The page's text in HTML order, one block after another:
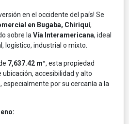
en el occidente del país! Se
en Bugaba, Chiriquí,
sobre la Vía Interamericana, ideal
logístico, industrial o mixto.
7,637.42 m², esta propiedad
accesibilidad y alto
especialmente por su cercanía a la